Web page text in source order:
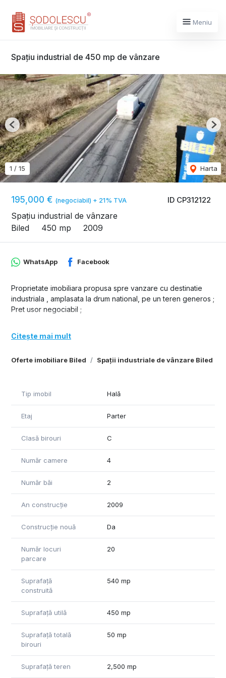
Meniu
Spațiu industrial de 450 mp de vânzare
ID CP312122
195,000 € (negociabil) + 21% TVA
Spațiu industrial de vânzare
Biled
450 mp 2009
1 / 15 Harta
Previous
Oferte imobiliare Biled Spații industriale de vânzare Biled
WhatsApp Facebook
Proprietate imobiliara propusa spre vanzare cu destinatie
industriala , amplasata la drum national, pe un teren generos ;
Pret usor negociabil ;
Citește mai mult
Tip imobil Hală
Etaj Parter
Clasă birouri C
Număr camere 4
Număr băi 2
An construcție 2009
Construcție nouă Da
Număr locuri
parcare
20
Suprafață
construită
540 mp
Suprafață utilă 450 mp
Suprafață totală
birouri
50 mp
Suprafață teren 2,500 mp